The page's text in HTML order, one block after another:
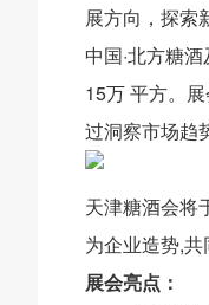
展方向，探索
中国·北方糖
15万 平方。
过洞察市场趋
天津糖酒会将
为企业造势,
展会亮点：